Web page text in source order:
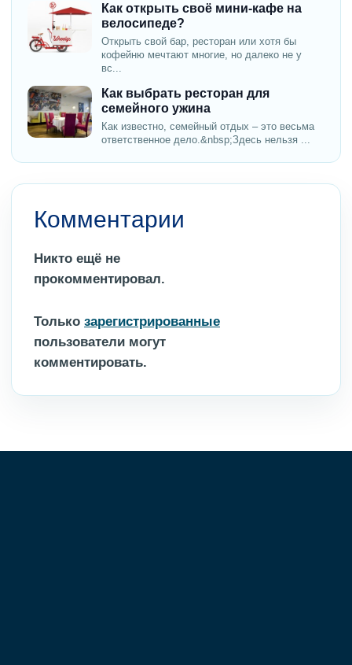
Как открыть своё мини-кафе на
велосипеде?
Открыть свой бар, ресторан или хотя бы
кофейню мечтают многие, но далеко не у
вс...
Как выбрать ресторан для
семейного ужина
Как известно, семейный отдых – это весьма
ответственное дело.&nbsp;Здесь нельзя ...
Комментарии
Никто ещё не
прокомментировал.
Только зарегистрированные
пользователи могут
комментировать.